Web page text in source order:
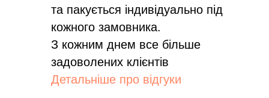
та пакується індивідуально під
кожного замовника.
З кожним днем все більше
задоволених клієнтів
Детальніше про відгуки